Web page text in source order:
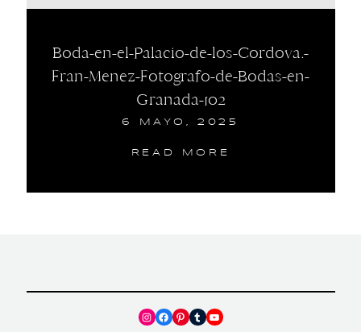
Boda-en-el-Palacio-de-los-Cordova.-
Fran-Menez-Fotografo-de-Bodas-en-
Granada-102
6 MAYO, 2025
READ MORE
Instagram
Facebook
Pinterest
TumblrYouTube